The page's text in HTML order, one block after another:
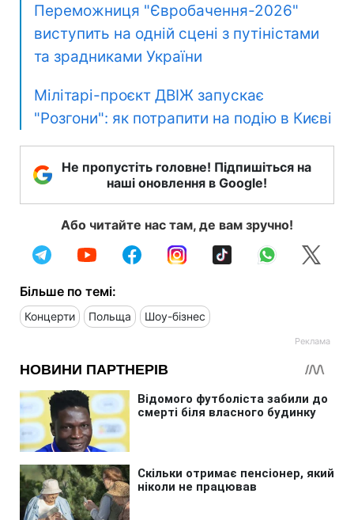
Переможниця "Євробачення-2026"
виступить на одній сцені з путіністами
та зрадниками України
Мілітарі-проєкт ДВІЖ запускає
"Розгони": як потрапити на подію в Києві
Не пропустіть головне! Підпишіться на
наші оновлення в Google!
Або читайте нас там, де вам зручно!
Більше по темі:
Концерти Польща Шоу-бізнес